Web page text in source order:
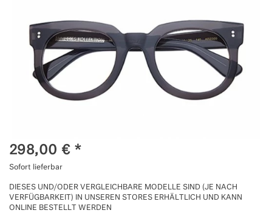
298,00 € *
Sofort lieferbar
DIESES UND/ODER VERGLEICHBARE MODELLE SIND (JE NACH
VERFÜGBARKEIT) IN UNSEREN STORES ERHÄLTLICH UND KANN
ONLINE BESTELLT WERDEN